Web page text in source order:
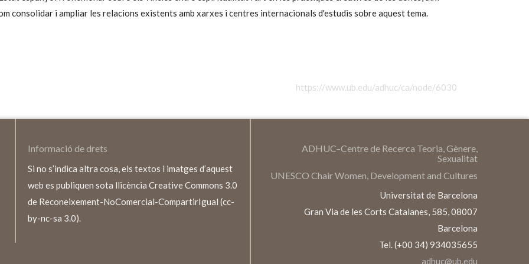
consolidar i ampliar les relacions existents amb xarxes i centres internacionals d'estudis sobre aquest tema.
https://www.ub.edu/adhuc/ca/node/6030
Informació de drets
Si no s’indica altra cosa, els textos i imatges d’aquest
web es publiquen sota llicència Creative Commons 3.0
de Reconeixement-NoComercial-CompartirIgual (cc-
by-nc-sa 3.0).
ADHUC–Centre de Recerca Teoria, Gènere,
Sexualitat
UNESCO Chair Women, Development and Cultures
Universitat de Barcelona
Gran Via de les Corts Catalanes, 585, 08007
Barcelona
Tel. (+00 34) 934035655
adhuc@ub.edu